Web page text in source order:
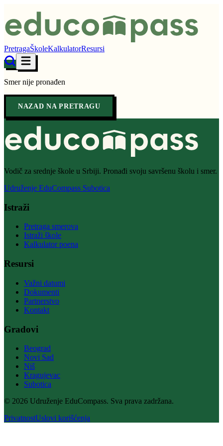
PretragaŠkoleKalkulatorResursi
Smer nije pronađen
NAZAD NA PRETRAGU
Vodič za srednje škole u Srbiji. Pronađi svoju savršenu školu i smer.
Udruženje EduCompass Subotica
Istraži
Pretraga smerova
Istraži škole
Kalkulator poena
Resursi
Važni datumi
Dokumenti
Partnerstvo
Kontakt
Gradovi
Beograd
Novi Sad
Niš
Kragujevac
Subotica
© 2026 Udruženje EduCompass. Sva prava zadržana.
PrivatnostUslovi korišćenja